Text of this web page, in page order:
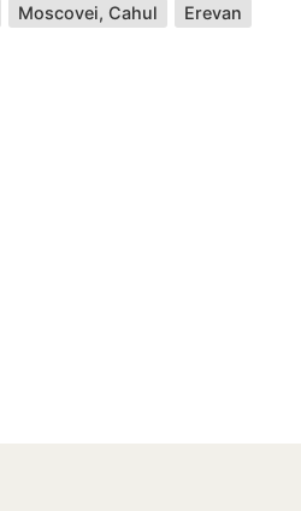
Moscovei, Cahul Erevan